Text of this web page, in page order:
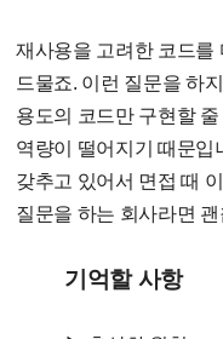
재사용을 고려한 코드를
드물죠. 이런 질문을 하
용도의 코드만 구현할
역량이 떨어지기 때문입
갖추고 있어서 면접 때
질문을 하는 회사라면
기억할 사항